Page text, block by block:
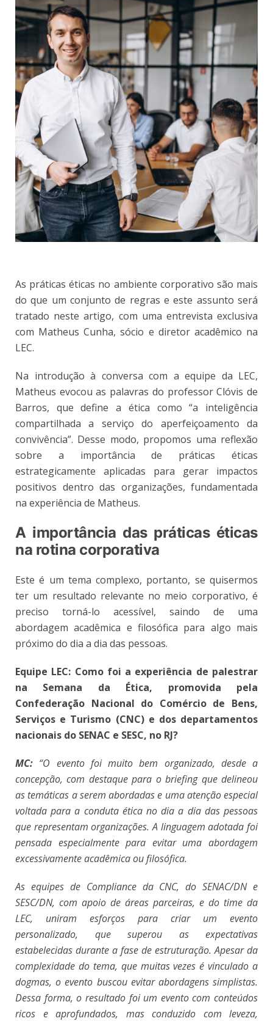
As práticas éticas no ambiente corporativo são mais
do que um conjunto de regras e este assunto será
tratado neste artigo, com uma entrevista exclusiva
com Matheus Cunha, sócio e diretor acadêmico na
LEC.
Na introdução à conversa com a equipe da LEC,
Matheus evocou as palavras do professor Clóvis de
Barros, que define a ética como “a inteligência
compartilhada a serviço do aperfeiçoamento da
convivência”. Desse modo, propomos uma reflexão
sobre a importância de práticas éticas
estrategicamente aplicadas para gerar impactos
positivos dentro das organizações, fundamentada
na experiência de Matheus.
A importância das práticas éticas
na rotina corporativa
Este é um tema complexo, portanto, se quisermos
ter um resultado relevante no meio corporativo, é
preciso torná-lo acessível, saindo de uma
abordagem acadêmica e filosófica para algo mais
próximo do dia a dia das pessoas.
Equipe LEC: Como foi a experiência de palestrar
na Semana da Ética, promovida pela
Confederação Nacional do Comércio de Bens,
Serviços e Turismo (CNC) e dos departamentos
nacionais do SENAC e SESC, no RJ?
MC: “O evento foi muito bem organizado, desde a
concepção, com destaque para o briefing que delineou
as temáticas a serem abordadas e uma atenção especial
voltada para a conduta ética no dia a dia das pessoas
que representam organizações. A linguagem adotada foi
pensada especialmente para evitar uma abordagem
excessivamente acadêmica ou filosófica.
As equipes de Compliance da CNC, do SENAC/DN e
SESC/DN, com apoio de áreas parceiras, e do time da
LEC, uniram esforços para criar um evento
personalizado, que superou as expectativas
estabelecidas durante a fase de estruturação. Apesar da
complexidade do tema, que muitas vezes é vinculado a
dogmas, o evento buscou evitar abordagens simplistas.
Dessa forma, o resultado foi um evento com conteúdos
ricos e aprofundados, mas conduzido com leveza,